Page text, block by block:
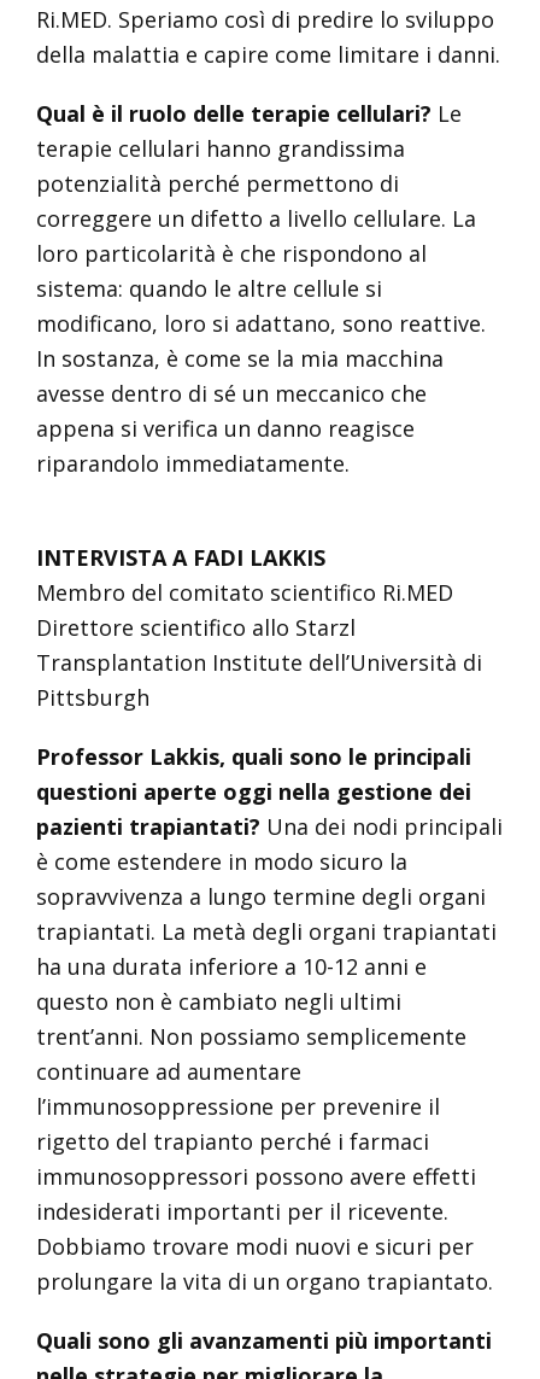
Ri.MED. Speriamo così di predire lo sviluppo
della malattia e capire come limitare i danni.
Qual è il ruolo delle terapie cellulari? Le
terapie cellulari hanno grandissima
potenzialità perché permettono di
correggere un difetto a livello cellulare. La
loro particolarità è che rispondono al
sistema: quando le altre cellule si
modificano, loro si adattano, sono reattive.
In sostanza, è come se la mia macchina
avesse dentro di sé un meccanico che
appena si verifica un danno reagisce
riparandolo immediatamente.
INTERVISTA A FADI LAKKIS
Membro del comitato scientifico Ri.MED
Direttore scientifico allo Starzl
Transplantation Institute dell’Università di
Pittsburgh
Professor Lakkis, quali sono le principali
questioni aperte oggi nella gestione dei
pazienti trapiantati? Una dei nodi principali
è come estendere in modo sicuro la
sopravvivenza a lungo termine degli organi
trapiantati. La metà degli organi trapiantati
ha una durata inferiore a 10-12 anni e
questo non è cambiato negli ultimi
trent’anni. Non possiamo semplicemente
continuare ad aumentare
l’immunosoppressione per prevenire il
rigetto del trapianto perché i farmaci
immunosoppressori possono avere effetti
indesiderati importanti per il ricevente.
Dobbiamo trovare modi nuovi e sicuri per
prolungare la vita di un organo trapiantato.
Quali sono gli avanzamenti più importanti